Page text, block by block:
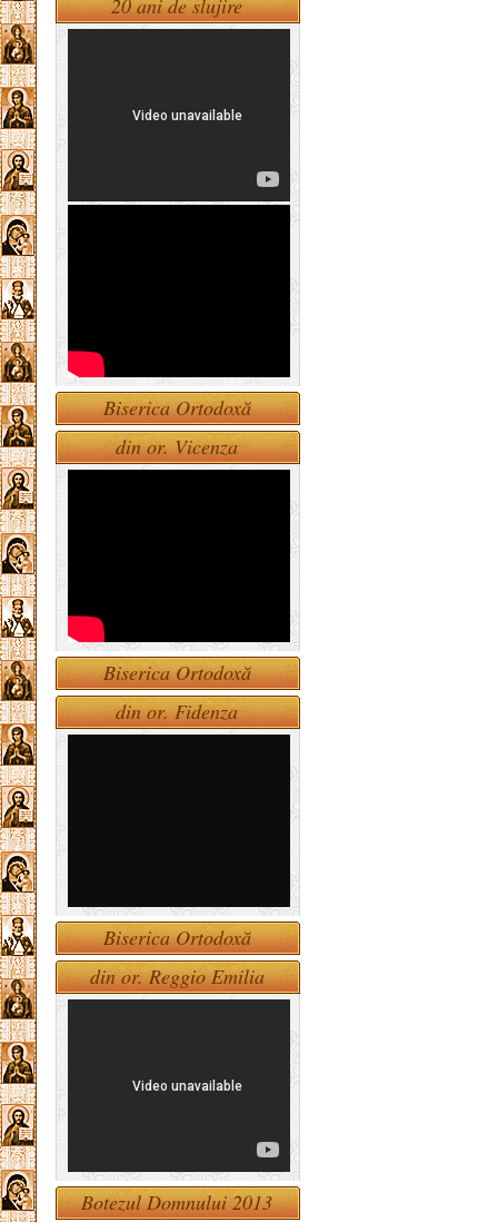
20 ani de slujire
Biserica Ortodoxă
din or. Vicenza
Biserica Ortodoxă
din or. Fidenza
Biserica Ortodoxă
din or. Reggio Emilia
Botezul Domnului 2013